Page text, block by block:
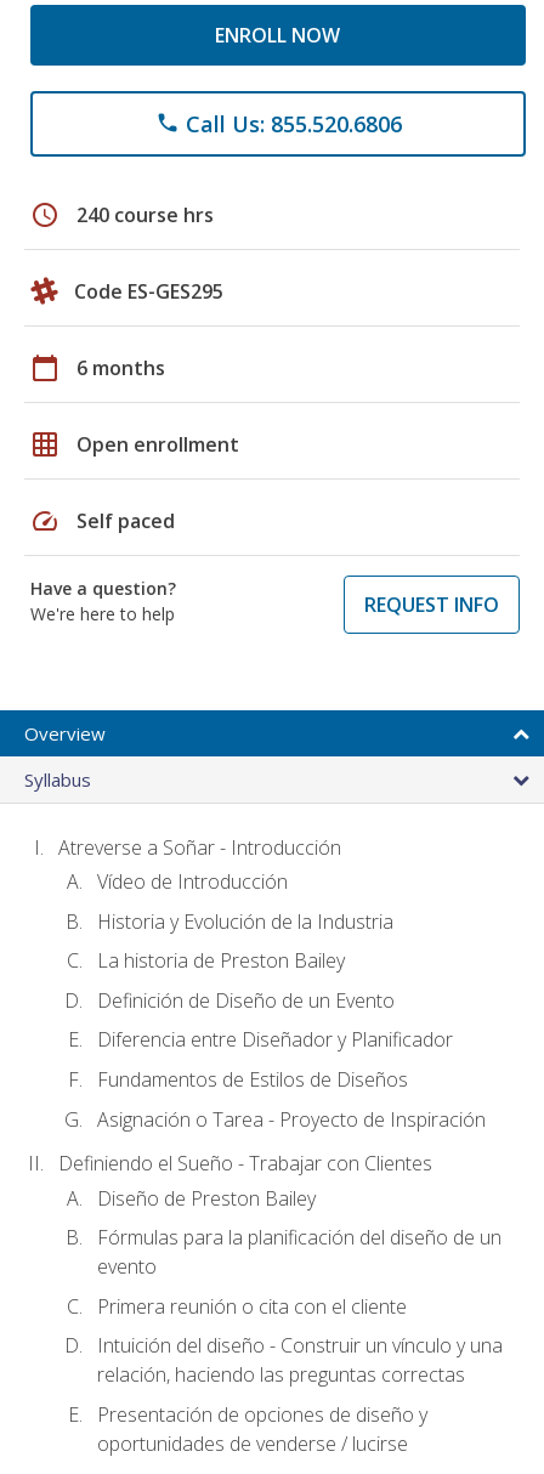
ENROLL NOW
phone Call Us: 855.520.6806
schedule 240 course hrs
Code ES-GES295
calendar_today 6 months
grid_on Open enrollment
speed Self paced
Have a question?
We're here to help
REQUEST INFO
Overview
Syllabus
Atreverse a Soñar - Introducción
Vídeo de Introducción
Historia y Evolución de la Industria
La historia de Preston Bailey
Definición de Diseño de un Evento
Diferencia entre Diseñador y Planificador
Fundamentos de Estilos de Diseños
Asignación o Tarea - Proyecto de Inspiración
Definiendo el Sueño - Trabajar con Clientes
Diseño de Preston Bailey
Fórmulas para la planificación del diseño de un
evento
Primera reunión o cita con el cliente
Intuición del diseño - Construir un vínculo y una
relación, haciendo las preguntas correctas
Presentación de opciones de diseño y
oportunidades de venderse / lucirse